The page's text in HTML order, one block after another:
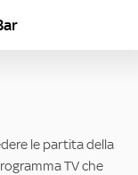
le partita della
TV che